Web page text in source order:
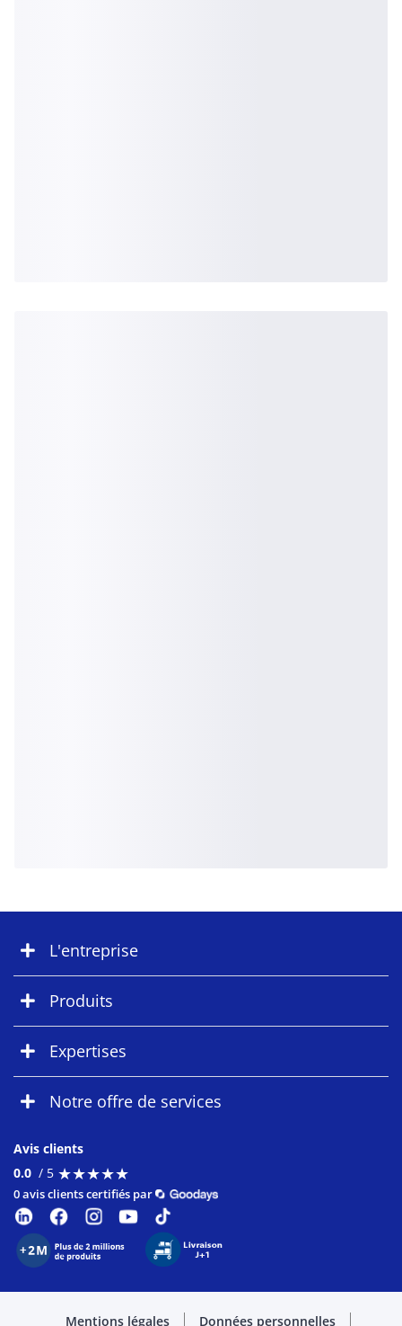
L'entreprise
Produits
Expertises
Notre offre de services
Avis clients
0.0 / 5 ★★★★★
★★★★★
0 avis clients certifiés par
Mentions légales Données personnelles